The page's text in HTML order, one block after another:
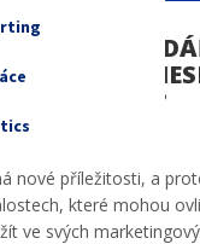
SI
NECHAT UJÍT?
12 Březen 2024
nové příležitosti, a
které mohou
ve svých